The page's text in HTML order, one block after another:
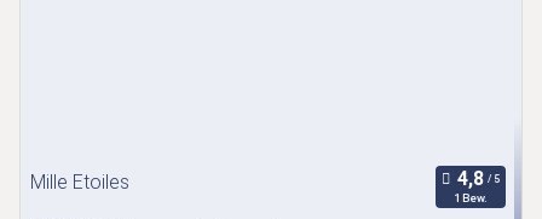
Mille Etoiles
1 Bew.